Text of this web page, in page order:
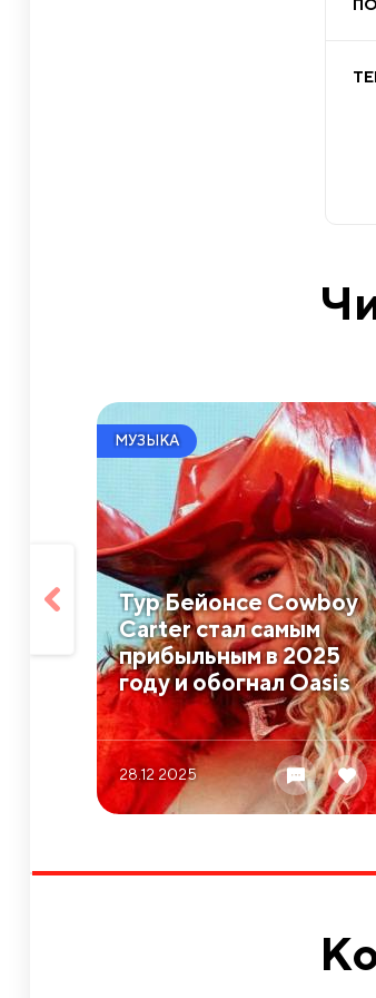
МУЗЫКА
Тур Бейонсе Cowboy
Carter стал самым
прибыльным в 2025
году и обогнал Oasis
28.12 2025